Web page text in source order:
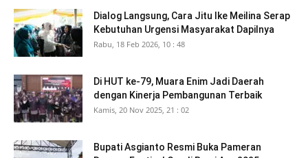
Dialog Langsung, Cara Jitu Ike Meilina Serap
Kebutuhan Urgensi Masyarakat Dapilnya
Rabu, 18 Feb 2026, 10 : 48
Di HUT ke-79, Muara Enim Jadi Daerah
dengan Kinerja Pembangunan Terbaik
Kamis, 20 Nov 2025, 21 : 02
Bupati Asgianto Resmi Buka Pameran